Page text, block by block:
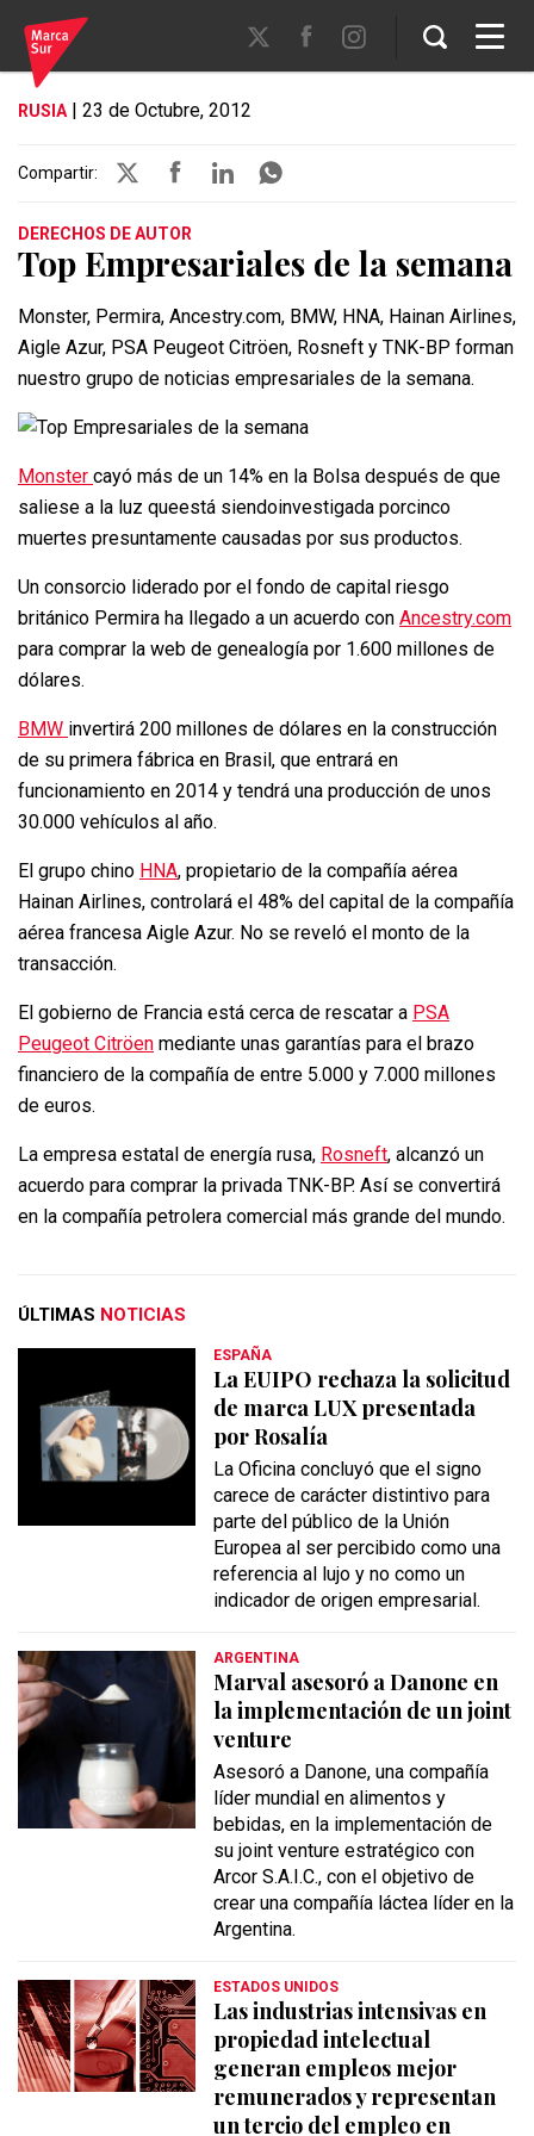
RUSIA| 23 de Octubre, 2012
Compartir:
DERECHOS DE AUTOR
Top Empresariales de la semana
Monster, Permira, Ancestry.com, BMW, HNA, Hainan Airlines,
Aigle Azur, PSA Peugeot Citröen, Rosneft y TNK-BP forman
nuestro grupo de noticias empresariales de la semana.
Monster cayó más de un 14% en la Bolsa después de que
saliese a la luz queestá siendoinvestigada porcinco
muertes presuntamente causadas por sus productos.
Un consorcio liderado por el fondo de capital riesgo
británico Permira ha llegado a un acuerdo con Ancestry.com
para comprar la web de genealogía por 1.600 millones de
dólares.
BMW invertirá 200 millones de dólares en la construcción
de su primera fábrica en Brasil, que entrará en
funcionamiento en 2014 y tendrá una producción de unos
30.000 vehículos al año.
El grupo chino HNA, propietario de la compañía aérea
Hainan Airlines, controlará el 48% del capital de la compañía
aérea francesa Aigle Azur. No se reveló el monto de la
transacción.
El gobierno de Francia está cerca de rescatar a PSA
Peugeot Citröen mediante unas garantías para el brazo
financiero de la compañía de entre 5.000 y 7.000 millones
de euros.
La empresa estatal de energía rusa, Rosneft, alcanzó un
acuerdo para comprar la privada TNK-BP. Así se convertirá
en la compañía petrolera comercial más grande del mundo.
ÚLTIMAS NOTICIAS
ESPAÑA
La EUIPO rechaza la solicitud
de marca LUX presentada
por Rosalía
La Oficina concluyó que el signo
carece de carácter distintivo para
parte del público de la Unión
Europea al ser percibido como una
referencia al lujo y no como un
indicador de origen empresarial.
ARGENTINA
Marval asesoró a Danone en
la implementación de un joint
venture
Asesoró a Danone, una compañía
líder mundial en alimentos y
bebidas, en la implementación de
su joint venture estratégico con
Arcor S.A.I.C., con el objetivo de
crear una compañía láctea líder en la
Argentina.
ESTADOS UNIDOS
Las industrias intensivas en
propiedad intelectual
generan empleos mejor
remunerados y representan
un tercio del empleo en